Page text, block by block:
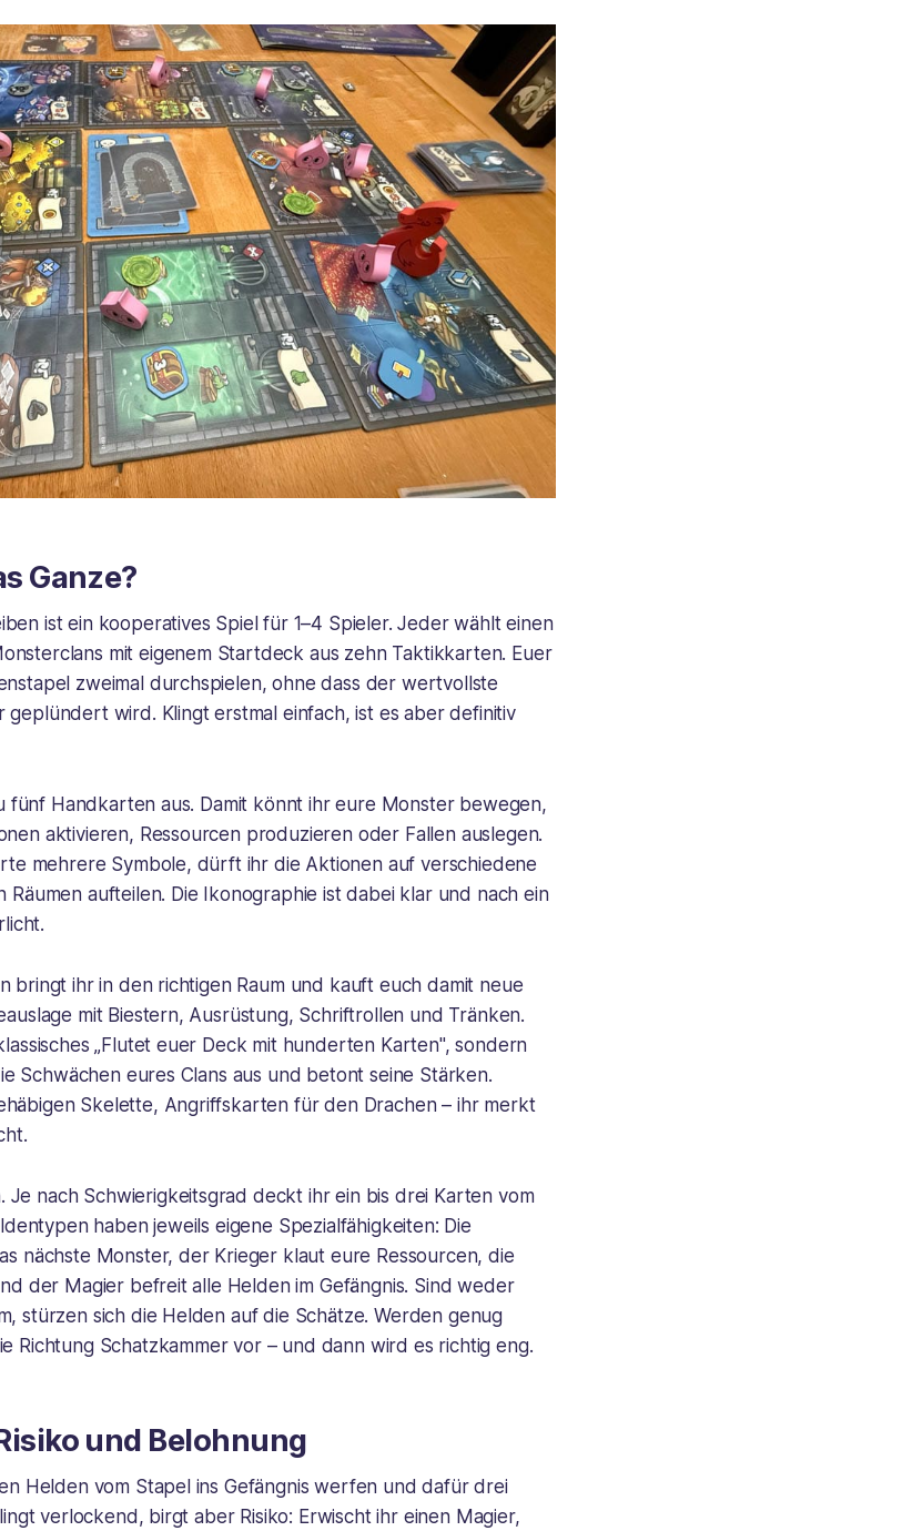
Ganze?
ist ein kooperatives Spiel für 1–4 Spieler. Jeder wählt einen
mit eigenem Startdeck aus zehn Taktikkarten. Euer
zweimal durchspielen, ohne dass der wertvollste
geplündert wird. Klingt erstmal einfach, ist es aber definitiv
fünf Handkarten aus. Damit könnt ihr eure Monster bewegen,
aktivieren, Ressourcen produzieren oder Fallen auslegen.
mehrere Symbole, dürft ihr die Aktionen auf verschiedene
Räumen aufteilen. Die Ikonographie ist dabei klar und nach ein
bringt ihr in den richtigen Raum und kauft euch damit neue
mit Biestern, Ausrüstung, Schriftrollen und Tränken.
„Flutet euer Deck mit hunderten Karten", sondern
Schwächen eures Clans aus und betont seine Stärken.
Skelette, Angriffskarten für den Drachen – ihr merkt
Je nach Schwierigkeitsgrad deckt ihr ein bis drei Karten vom
haben jeweils eigene Spezialfähigkeiten: Die
nächste Monster, der Krieger klaut eure Ressourcen, die
der Magier befreit alle Helden im Gefängnis. Sind weder
stürzen sich die Helden auf die Schätze. Werden genug
Richtung Schatzkammer vor – und dann wird es richtig eng.
und Belohnung
Helden vom Stapel ins Gefängnis werfen und dafür drei
verlockend, birgt aber Risiko: Erwischt ihr einen Magier,